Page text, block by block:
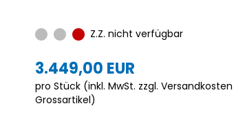
Z.Z. nicht verfügbar
3.449,00 EUR
pro Stück (inkl. MwSt. zzgl.
Grossartikel)